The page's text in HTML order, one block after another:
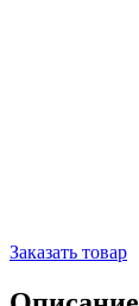
Заказать товар